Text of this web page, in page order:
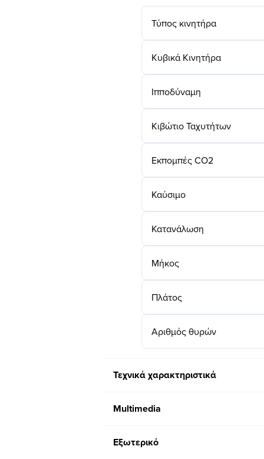
Τύπος κινητήρα
Κυβικά Κινητήρα
Ιπποδύναμη
Κιβώτιο Ταχυτήτων
Εκπομπές CO2
Καύσιμο
Κατανάλωση
Μήκος
Πλάτος
Αριθμός θυρών
Τεχνικά χαρακτηριστικά
Multimedia
Εξωτερικό